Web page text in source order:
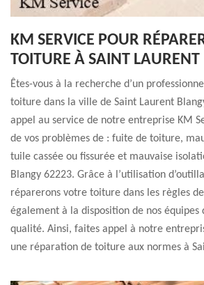
KM SERVICE POUR
TOITURE À SAINT LAURENT
Êtes-vous à la recherche d’un
toiture dans la ville de Saint Laurent
appel au service de notre entreprise KM
de vos problèmes de : fuite de toiture,
tuile cassée ou fissurée et mauvaise
Blangy 62223. Grâce à l’utilisation
réparerons votre toiture dans les règles
également à la disposition de nos équipes
qualité. Ainsi, faites appel à notre
une réparation de toiture aux normes à